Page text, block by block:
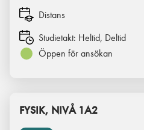
Distans
Studietakt: Heltid, Deltid
Öppen för ansökan
FYSIK, NIVÅ 1A2